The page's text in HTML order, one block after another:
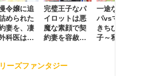
令嬢に追
められた
妻を、凄
科医はこ
完璧王子なパ
イロットは悪
魔な素顔で契
約妻を容赦な
一途な社長パ
パvsママ大好
きちびっこ息
子～私を捨て
ーズファンタジー